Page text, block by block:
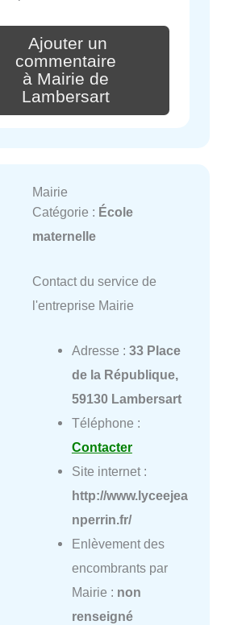
Ajouter un
commentaire
à Mairie de
Lambersart
Mairie
Catégorie : École
maternelle
Contact du service de
l'entreprise Mairie
Adresse : 33 Place
de la République,
59130 Lambersart
Téléphone :
Contacter
Site internet :
http://www.lyceejea
nperrin.fr/
Enlèvement des
encombrants par
Mairie : non
renseigné